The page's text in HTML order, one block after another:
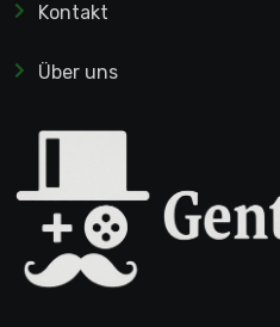
Kontakt
Über uns